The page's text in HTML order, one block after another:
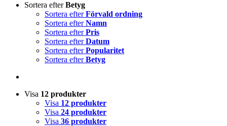
Sortera efterBetyg
Sortera efterFörvald ordning
Sortera efterNamn
Sortera efterPris
Sortera efterDatum
Sortera efterPopularitet
Sortera efterBetyg
Visa 12 produkter
Visa 12 produkter
Visa 24 produkter
Visa 36 produkter